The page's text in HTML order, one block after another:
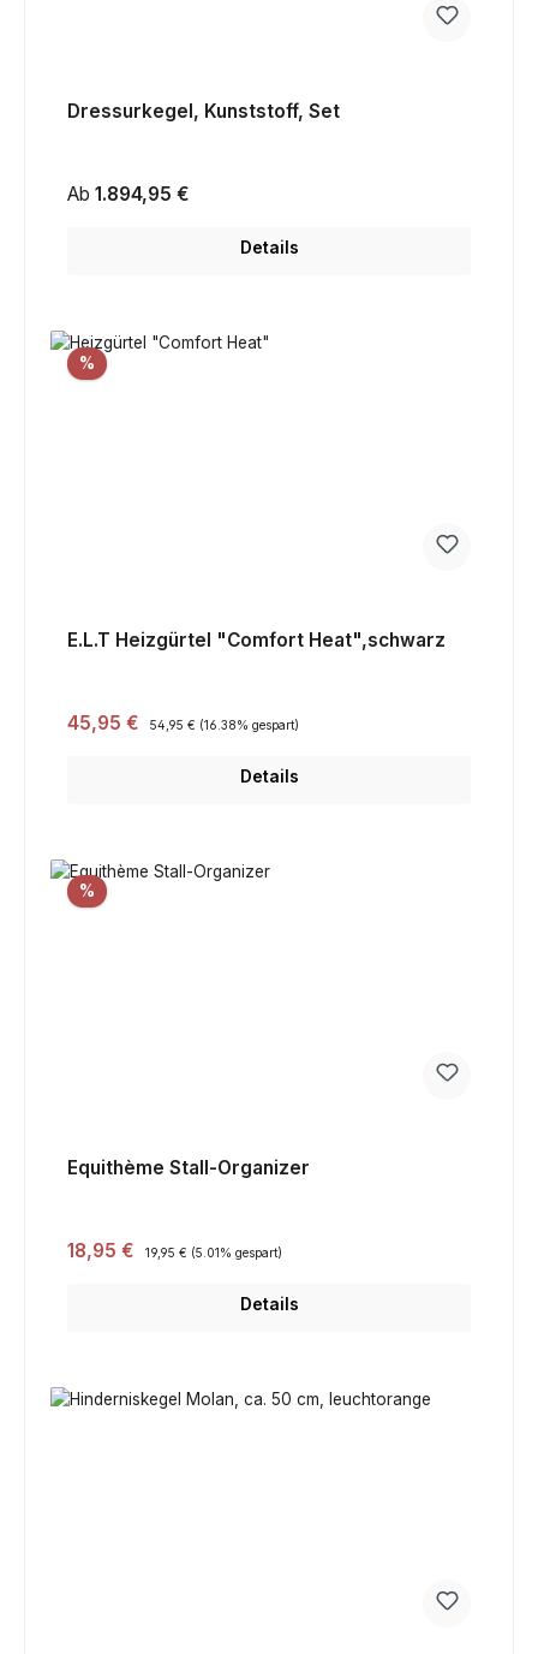
Dressurkegel, Kunststoff, Set
Regulärer Preis:
Ab 1.894,95 €
Details
%Rabatt
E.L.T Heizgürtel "Comfort Heat",schwarz
Verkaufspreis:
45,95 € Regulärer Preis:
54,95 € (16.38% gespart)
Details
%Rabatt
Equithème Stall-Organizer
Verkaufspreis:
18,95 € Regulärer Preis:
19,95 € (5.01% gespart)
Details